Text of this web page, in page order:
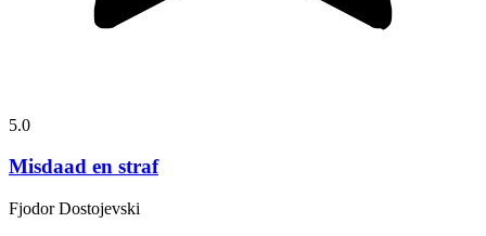
5.0
Misdaad en straf
Fjodor Dostojevski